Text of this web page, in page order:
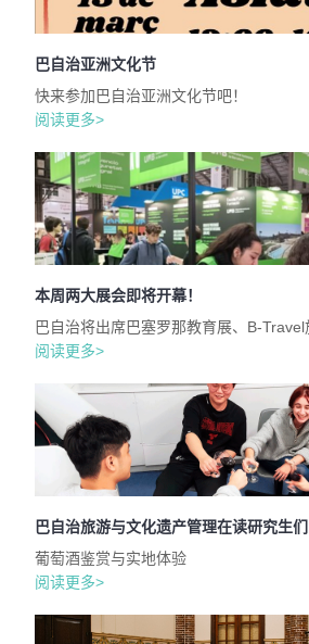
巴自治亚洲文化节
快来参加巴自治亚洲文化节吧！
阅读更多>
本周两大展会即将开幕！
巴自治将出席巴塞罗那教育展、B-
阅读更多>
巴自治旅游与文化遗产管理在读研究生
葡萄酒鉴赏与实地体验
阅读更多>